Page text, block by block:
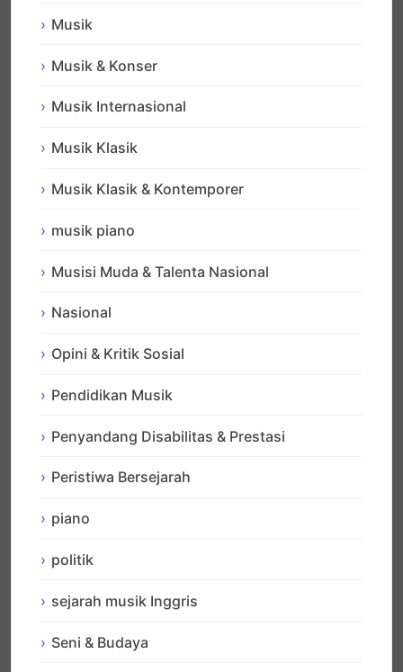
Musik
Musik & Konser
Musik Internasional
Musik Klasik
Musik Klasik & Kontemporer
musik piano
Musisi Muda & Talenta Nasional
Nasional
Opini & Kritik Sosial
Pendidikan Musik
Penyandang Disabilitas & Prestasi
Peristiwa Bersejarah
piano
politik
sejarah musik Inggris
Seni & Budaya